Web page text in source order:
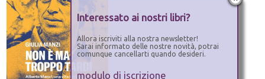
Interessato ai nostri libri?
Allora iscriviti alla nostra newsletter!
Sarai informato delle nostre novità, potrai
comunque cancellarti quando desideri.
modulo di iscrizione